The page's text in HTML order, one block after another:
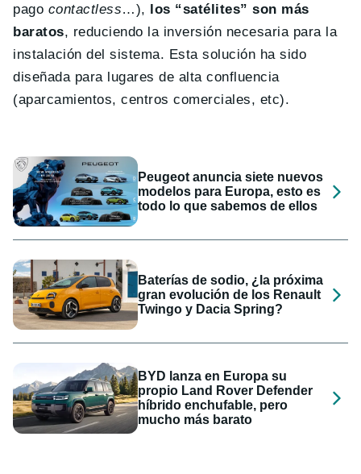
pago contactless…), los “satélites” son más
baratos, reduciendo la inversión necesaria para la
instalación del sistema. Esta solución ha sido
diseñada para lugares de alta confluencia
(aparcamientos, centros comerciales, etc).
Peugeot anuncia siete nuevos
modelos para Europa, esto es
todo lo que sabemos de ellos
Baterías de sodio, ¿la próxima
gran evolución de los Renault
Twingo y Dacia Spring?
BYD lanza en Europa su
propio Land Rover Defender
híbrido enchufable, pero
mucho más barato